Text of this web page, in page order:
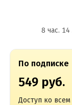
8 час. 14
По подписке
549 руб.
Доступ ко